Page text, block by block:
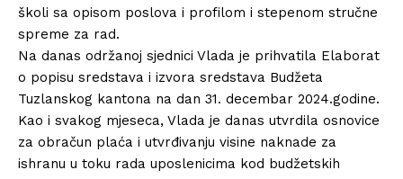
školi sa opisom poslova i profilom i stepenom stručne
spreme za rad.
Na danas održanoj sjednici Vlada je prihvatila Elaborat
o popisu sredstava i izvora sredstava Budžeta
Tuzlanskog kantona na dan 31. decembar 2024.godine.
Kao i svakog mjeseca, Vlada je danas utvrdila osnovice
za obračun plaća i utvrđivanju visine naknade za
ishranu u toku rada uposlenicima kod budžetskih